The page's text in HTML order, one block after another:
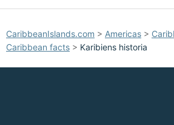
CaribbeanIslands.com > Americas >
Caribbean facts > Karibiens historia